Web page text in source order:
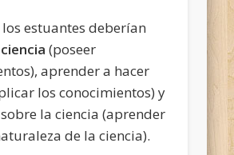
los estuantes deberían
ciencia (poseer
aprender a hacer
los conocimientos) y
la ciencia (aprender
de la ciencia).